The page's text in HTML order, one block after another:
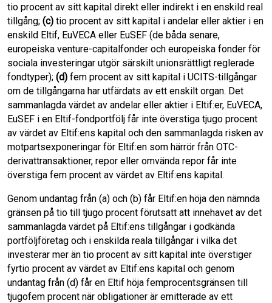
tio procent av sitt kapital direkt eller indirekt i en enskild real
tillgång; (c) tio procent av sitt kapital i andelar eller aktier i en
enskild Eltif, EuVECA eller EuSEF (de båda senare,
europeiska venture-capitalfonder och europeiska fonder för
sociala investeringar utgör särskilt unionsrättligt reglerade
fondtyper); (d) fem procent av sitt kapital i UCITS-tillgångar
om de tillgångarna har utfärdats av ett enskilt organ. Det
sammanlagda värdet av andelar eller aktier i Eltif:er, EuVECA,
EuSEF i en Eltif-fondportfölj får inte överstiga tjugo procent
av värdet av Eltif:ens kapital och den sammanlagda risken av
motpartsexponeringar för Eltif:en som härrör från OTC-
derivattransaktioner, repor eller omvända repor får inte
överstiga fem procent av värdet av Eltif:ens kapital.
Genom undantag från (a) och (b) får Eltif:en höja den nämnda
gränsen på tio till tjugo procent förutsatt att innehavet av det
sammanlagda värdet på Eltif:ens tillgångar i godkända
portföljföretag och i enskilda reala tillgångar i vilka det
investerar mer än tio procent av sitt kapital inte överstiger
fyrtio procent av värdet av Eltif:ens kapital och genom
undantag från (d) får en Eltif höja femprocentsgränsen till
tjugofem procent när obligationer är emitterade av ett